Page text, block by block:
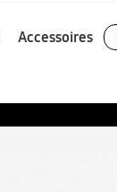
Accessoires